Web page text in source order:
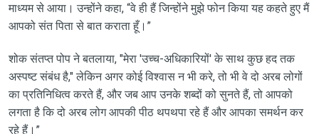
माध्यम से आया। उन्होंने कहा, “वे ही हैं जिन्होंने मुझे फोन किया यह कहते हुए मैं
आपको संत पिता से बात कराता हूँ।”
शोक संतप्त पोप ने बतलाया, "मेरा 'उच्च-अधिकारियों' के साथ कुछ हद तक
अस्पष्ट संबंध है," लेकिन अगर कोई विश्वास न भी करे, तो भी वे दो अरब लोगों
का प्रतिनिधित्व करते हैं, और जब आप उनके शब्दों को सुनते हैं, तो आपको
लगता है कि दो अरब लोग आपकी पीठ थपथपा रहे हैं और आपका समर्थन कर
रहे हैं।”